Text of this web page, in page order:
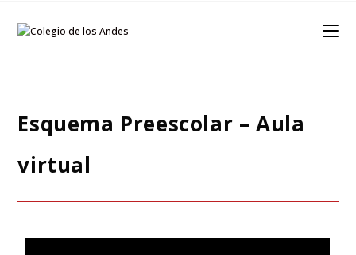
Esquema Preescolar – Aula
virtual